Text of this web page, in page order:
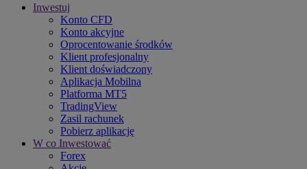
Inwestuj
Konto CFD
Konto akcyjne
Oprocentowanie środków
Klient profesjonalny
Klient doświadczony
Aplikacja Mobilna
Platforma MT5
TradingView
Zasil rachunek
Pobierz aplikację
W co Inwestować
Forex